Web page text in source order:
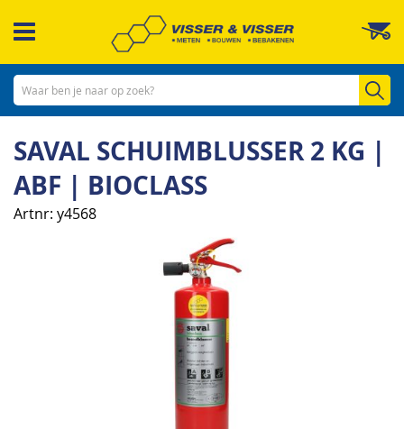
naar
inhoud
SAVAL SCHUIMBLUSSER 2 KG |
ABF | BIOCLASS
Artnr y4568